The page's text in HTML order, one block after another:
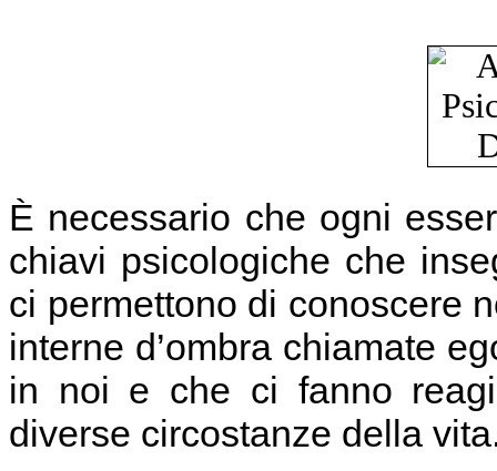
È necessario che ogni
chiavi psicologiche che
ci permettono di conoscere
interne d’ombra chiamate
in noi e che ci fanno
diverse circostanze della